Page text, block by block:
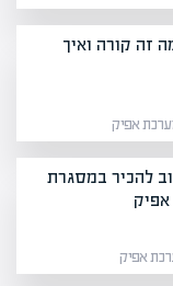
זה קורה ואיך
להכיר במסגרת